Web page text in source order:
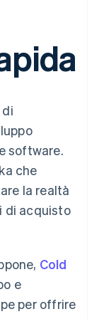
software.
che
la realtà
di acquisto
Cold
e
per offrire